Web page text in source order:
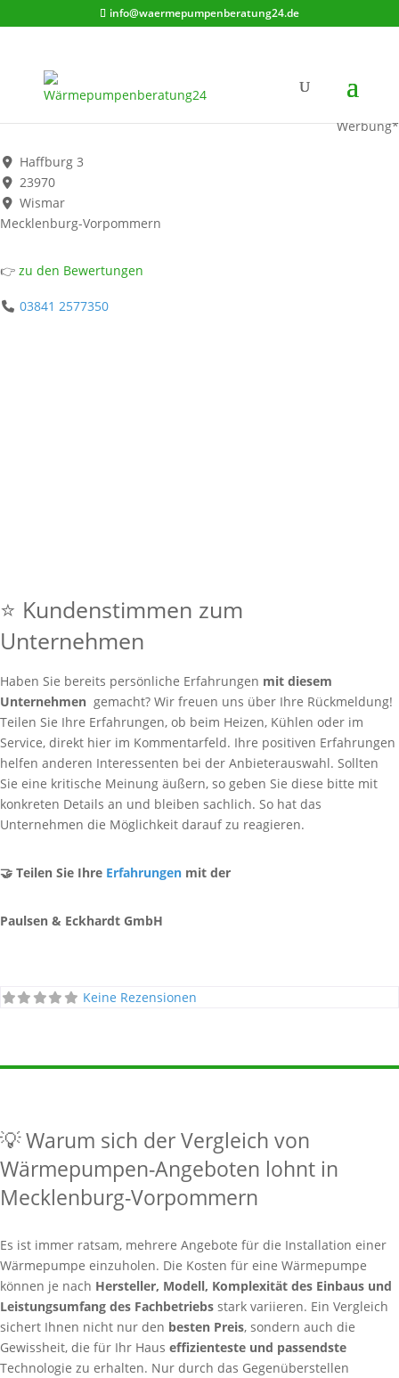
info@waermepumpenberatung24.de
Paulsen & Eckhardt GmbH
Werbung*
Haffburg 3
23970
Wismar
Mecklenburg-Vorpommern
👉 zu den Bewertungen
03841 2577350
⭐ Kundenstimmen zum
Unternehmen
Haben Sie bereits persönliche Erfahrungen mit diesem
Unternehmen gemacht? Wir freuen uns über Ihre Rückmeldung!
Teilen Sie Ihre Erfahrungen, ob beim Heizen, Kühlen oder im
Service, direkt hier im Kommentarfeld. Ihre positiven Erfahrungen
helfen anderen Interessenten bei der Anbieterauswahl. Sollten
Sie eine kritische Meinung äußern, so geben Sie diese bitte mit
konkreten Details an und bleiben sachlich. So hat das
Unternehmen die Möglichkeit darauf zu reagieren.
🤝 Teilen Sie Ihre Erfahrungen mit der
Paulsen & Eckhardt GmbH
Keine Rezensionen
💡 Warum sich der Vergleich von
Wärmepumpen-Angeboten lohnt in
Mecklenburg-Vorpommern
Es ist immer ratsam, mehrere Angebote für die Installation einer
Wärmepumpe einzuholen. Die Kosten für eine Wärmepumpe
können je nach Hersteller, Modell, Komplexität des Einbaus und
Leistungsumfang des Fachbetriebs stark variieren. Ein Vergleich
sichert Ihnen nicht nur den besten Preis, sondern auch die
Gewissheit, die für Ihr Haus effizienteste und passendste
Technologie zu erhalten. Nur durch das Gegenüberstellen